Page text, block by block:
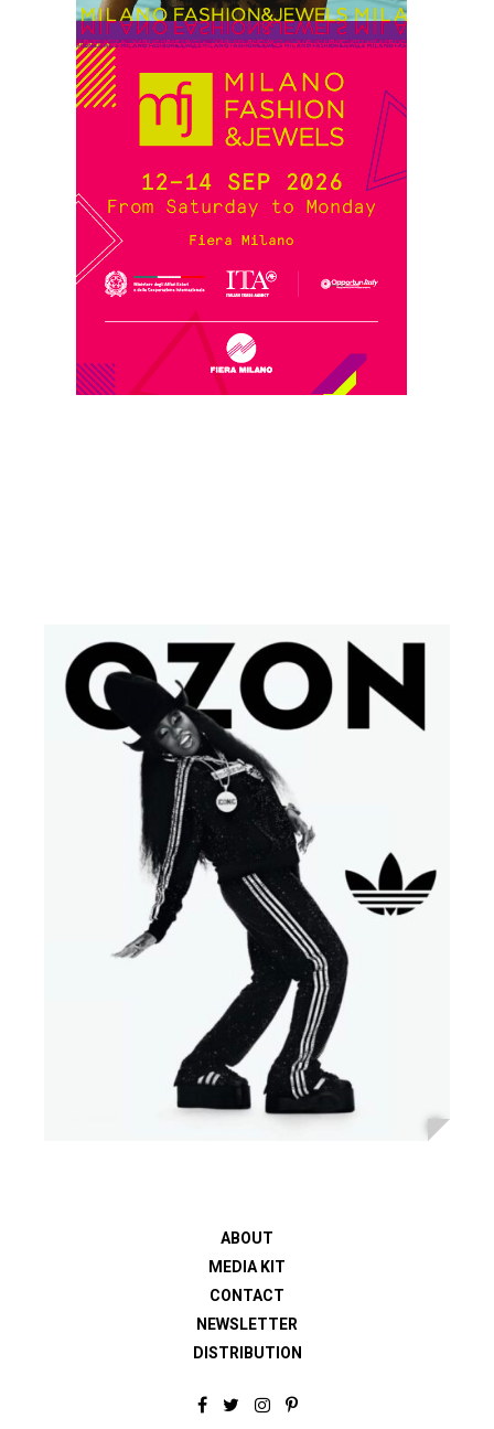
ABOUT
MEDIA KIT
CONTACT
NEWSLETTER
DISTRIBUTION
F
T
I
P